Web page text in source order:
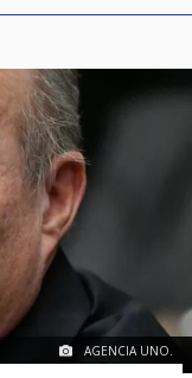
AGENCIA UNO.